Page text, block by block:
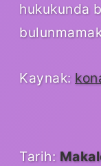
hukukunda
Kaynak:
Tarih: